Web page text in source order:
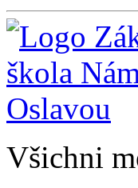
Všichni